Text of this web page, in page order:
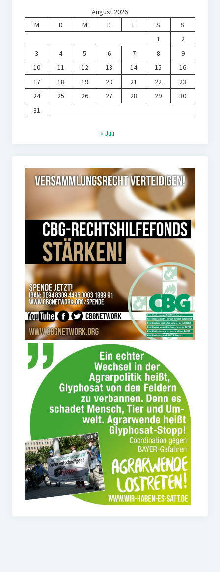
August 2026
M
D M D F S
S
1
2
3
4 5 6 7 8
9
10
11 12 13 14 15
16
17
18 19 20 21 22
23
24
25 26 27 28 29
30
31
« Juli